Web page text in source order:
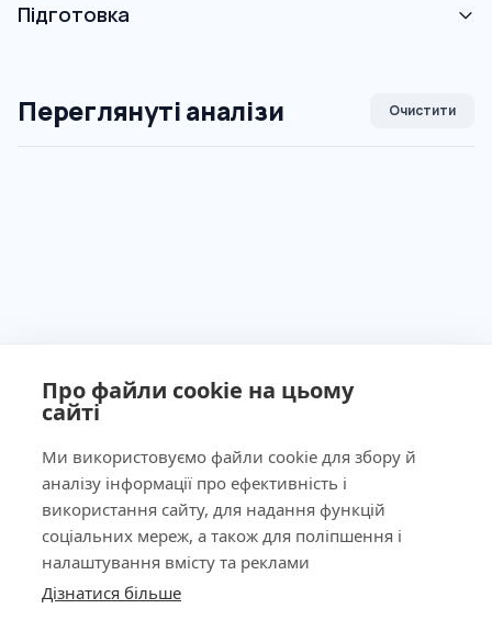
Про файли cookie на цьому
сайті
Ми використовуємо файли cookie для збору й
аналізу інформації про ефективність і
використання сайту, для надання функцій
соціальних мереж, а також для поліпшення і
налаштування вмісту та реклами
Дізнатися більше
Підготовка
Переглянуті аналізи Очистити
Ліцензія МОЗ України №603260 від 23.09.2011
Наша адреса
КНОПКА
ЗВ'ЯЗКУ